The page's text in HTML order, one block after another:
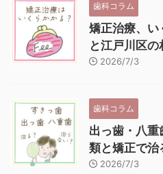
歯科コラム
矯正治療、い
と江戸川区
2026/7/3
歯科コラム
出っ歯・八
類と矯正で治
2026/7/3